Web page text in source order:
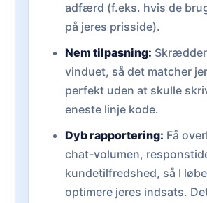
adfærd (f.eks. hvis de
på jeres prisside).
Nem tilpasning:
vinduet, så det matcher
perfekt uden at skulle
eneste linje kode.
Dyb rapportering: Få
chat-volumen,
kundetilfredshed, så I
optimere jeres indsats.